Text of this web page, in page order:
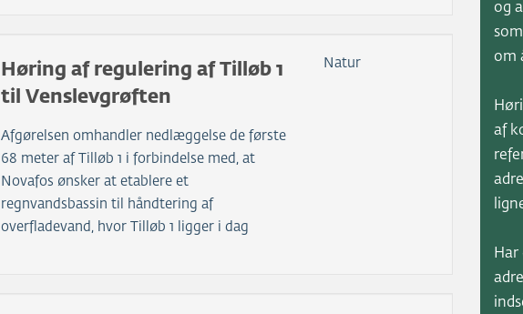
Høring af regulering af Tilløb 1
til Venslevgrøften
Afgørelsen omhandler nedlæggelse de første
68 meter af Tilløb 1 i forbindelse med, at
Novafos ønsker at etablere et
regnvandsbassin til håndtering af
overfladevand, hvor Tilløb 1 ligger i dag
Natur
og
om
af